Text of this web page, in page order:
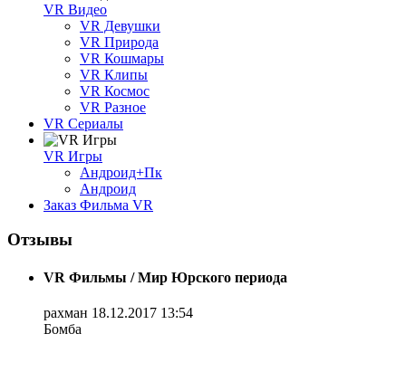
VR Видео
VR Девушки
VR Природа
VR Кошмары
VR Клипы
VR Космос
VR Разное
VR Сериалы
VR Игры
Андроид+Пк
Андроид
Заказ Фильма VR
Отзывы
VR Фильмы / Мир Юрского периода
рахман 18.12.2017 13:54
Бомба